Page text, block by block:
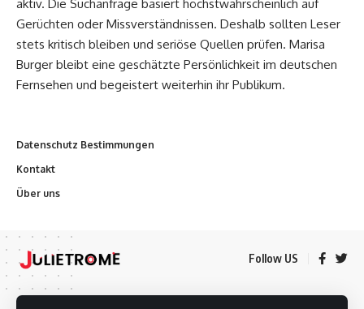
aktiv. Die Suchanfrage basiert höchstwahrscheinlich auf
Gerüchten oder Missverständnissen. Deshalb sollten Leser
stets kritisch bleiben und seriöse Quellen prüfen. Marisa
Burger bleibt eine geschätzte Persönlichkeit im deutschen
Fernsehen und begeistert weiterhin ihr Publikum.
Datenschutz Bestimmungen
Kontakt
Über uns
Follow US